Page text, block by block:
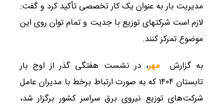
مدیریت بار به عنوان یک کار تخصصی تأکید کرد و گفت:
لازم است شرکتهای توزیع با جدیت و تمام توان روی این
موضوع تمرکز کنند.
به گزارش
مهر، در نشست هفتگی گذر از اوج بار
تابستان ۱۴۰۴ که به صورت ارتباط برخط با مدیران عامل
شرکت‌های توزیع نیروی برق سراسر کشور برگزار شد،